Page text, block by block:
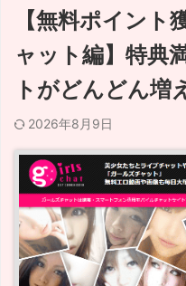
【無料ポイント
ャット編】特典
トがどんどん増
2026年8月9日